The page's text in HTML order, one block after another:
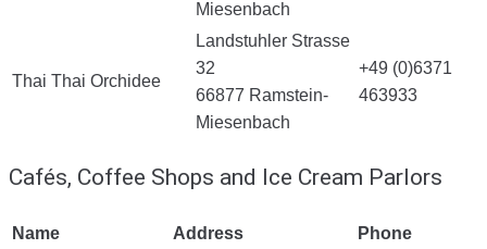
Miesenbach
Thai Thai Orchidee
Landstuhler Strasse
32
66877 Ramstein-
Miesenbach
+49 (0)6371
463933
Cafés, Coffee Shops and Ice Cream Parlors
Name Address Phone